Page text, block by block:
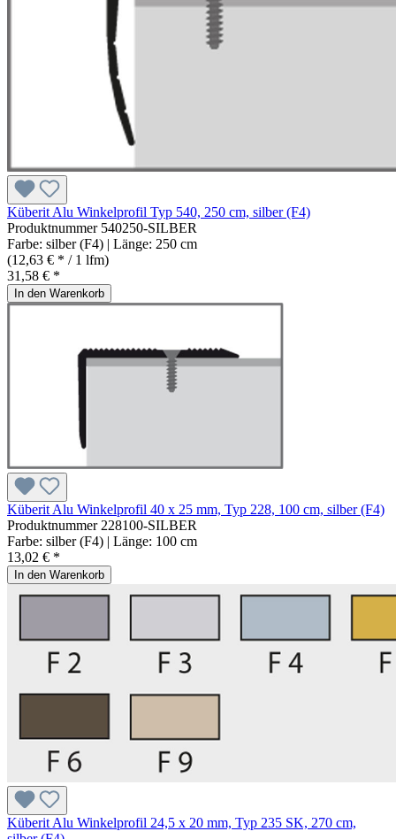
Küberit Alu Winkelprofil Typ 540, 250 cm, silber (F4)
Produktnummer 540250-SILBER
Farbe: silber (F4) | Länge: 250 cm
(12,63 € * / 1 lfm)
31,58 € *
In den Warenkorb
Küberit Alu Winkelprofil 40 x 25 mm, Typ 228, 100 cm, silber (F4)
Produktnummer 228100-SILBER
Farbe: silber (F4) | Länge: 100 cm
13,02 € *
In den Warenkorb
Küberit Alu Winkelprofil 24,5 x 20 mm, Typ 235 SK, 270 cm,